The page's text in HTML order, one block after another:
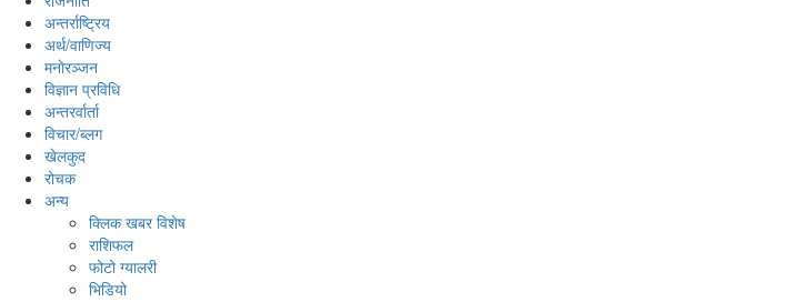
अन्तर्राष्ट्रिय
अर्थ/वाणिज्य
मनाेरञ्जन
विज्ञान प्रविधि
अन्तरर्वार्ता
विचार/ब्लग
खेलकुद
रोचक
अन्य
क्लिक खबर विशेष
राशिफल
फोटो ग्यालरी
भिडियो